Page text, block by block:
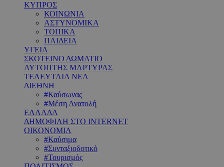
ΚΥΠΡΟΣ
ΚΟΙΝΩΝΙΑ
ΑΣΤΥΝΟΜΙΚΑ
ΤΟΠΙΚΑ
ΠΑΙΔΕΙΑ
ΥΓΕΙΑ
ΣΚΟΤΕΙΝΟ ΔΩΜΑΤΙΟ
ΑΥΤΟΠΤΗΣ ΜΑΡΤΥΡΑΣ
ΤΕΛΕΥΤΑΙΑ ΝΕΑ
ΔΙΕΘΝΗ
#Καύσωνας
#Μέση Ανατολή
ΕΛΛΑΔΑ
ΔΗΜΟΦΙΛΗ ΣΤΟ INTERNET
ΟΙΚΟΝΟΜΙΑ
#Καύσιμα
#Συνταξιοδοτικό
#Τουρισμός